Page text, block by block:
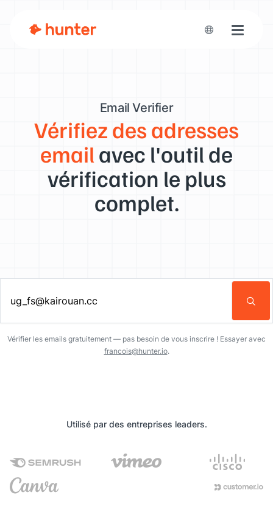
Toggle
Email Verifier
Vérifiez des adresses
email avec l'outil de
vérification le plus
complet.
Entrez une adresse email…
Vérifier les emails gratuitement — pas besoin de vous inscrire ! Essayer avec
francois@hunter.io.
Utilisé par des entreprises leaders.